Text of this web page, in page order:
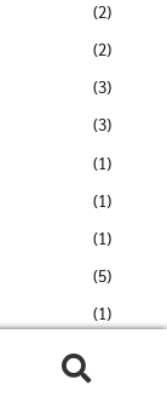
(2)
(2)
(3)
(3)
(1)
(1)
(1)
(5)
(1)